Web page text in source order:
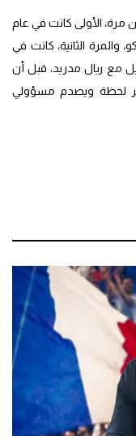
مرة، الأولى كانت في عام
والمرة الثانية، كانت في
مع ريال مدريد، قبل أن
لحظة ويصدم مسؤولي